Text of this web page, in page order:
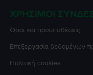
ΧΡΉΣΙΜΟΙ
Όροι και προϋποθέσεις
Επεξεργασία δεδομένων
Πολιτική cookies